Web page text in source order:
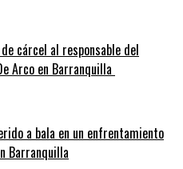
cárcel al responsable del
Arco en Barranquilla
a bala en un enfrentamiento
Barranquilla